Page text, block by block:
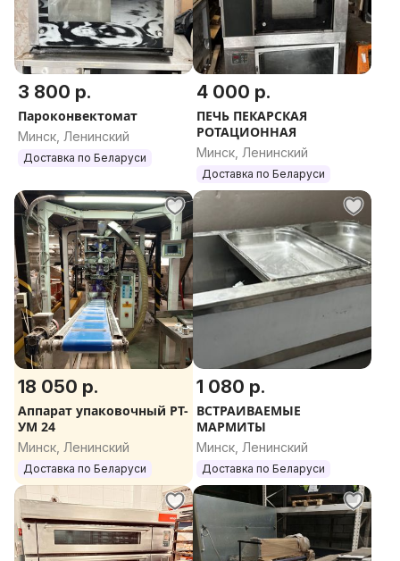
3 800 р.
Пароконвектомат
Минск, Ленинский
Доставка по Беларуси
4 000 р.
ПЕЧЬ ПЕКАРСКАЯ
РОТАЦИОННАЯ
Минск, Ленинский
Доставка по Беларуси
18 050 р.
Аппарат упаковочный РТ-
УМ 24
Минск, Ленинский
Доставка по Беларуси
1 080 р.
ВСТРАИВАЕМЫЕ
МАРМИТЫ
Минск, Ленинский
Доставка по Беларуси